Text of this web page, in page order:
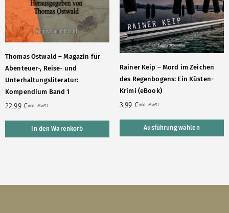
Thomas Ostwald – Magazin für
Abenteuer-, Reise- und
Unterhaltungsliteratur:
Kompendium Band 1
22,99 €inkl. MwSt.
In den Warenkorb
Rainer Keip – Mord im Zeichen
des Regenbogens: Ein Küsten-
Krimi (eBook)
3,99 €inkl. MwSt.
Ausführung wählen